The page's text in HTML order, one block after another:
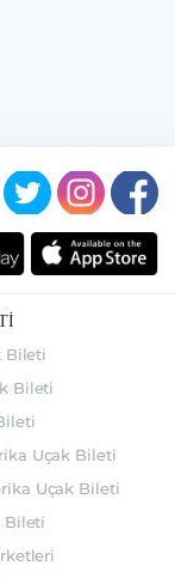
Bileti
Bileti
Uçak Bileti
Uçak Bileti
Bileti